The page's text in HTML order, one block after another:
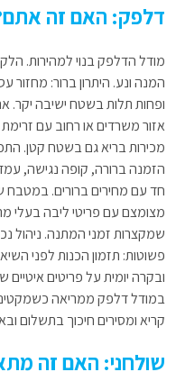
דלפק: האם זה
מודל הדלפק בנוי למהירות.
המנה ונע. היתרון ברור: מחזור
ופחות תלות בשטח ישיבה יקר.
אזור משרדים או רחוב עם
מכירות בריא גם בשטח קטן.
הזמנה ברורה, קופה נגישה,
חד עם מחירים ברורים. במטבח
מצומצם עם פריטי ליבה בעלי
שמקצרות זמני המתנה. ניהול
פשוטות: תזמון הכנות לפני
ובקרה יומית על פריטים
במודל דלפק ממריאה
קריא ומסירים חיכוך בתשלום
שולחני: האם זה